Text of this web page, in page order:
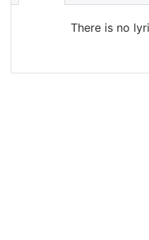
There is no